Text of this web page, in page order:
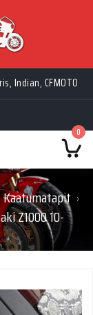
Indian, CFMOTO
0
Kaatumatapit ›
Z1000 10-